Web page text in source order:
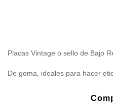
Placas Vintage o sello de Bajo
De goma, ideales para hacer